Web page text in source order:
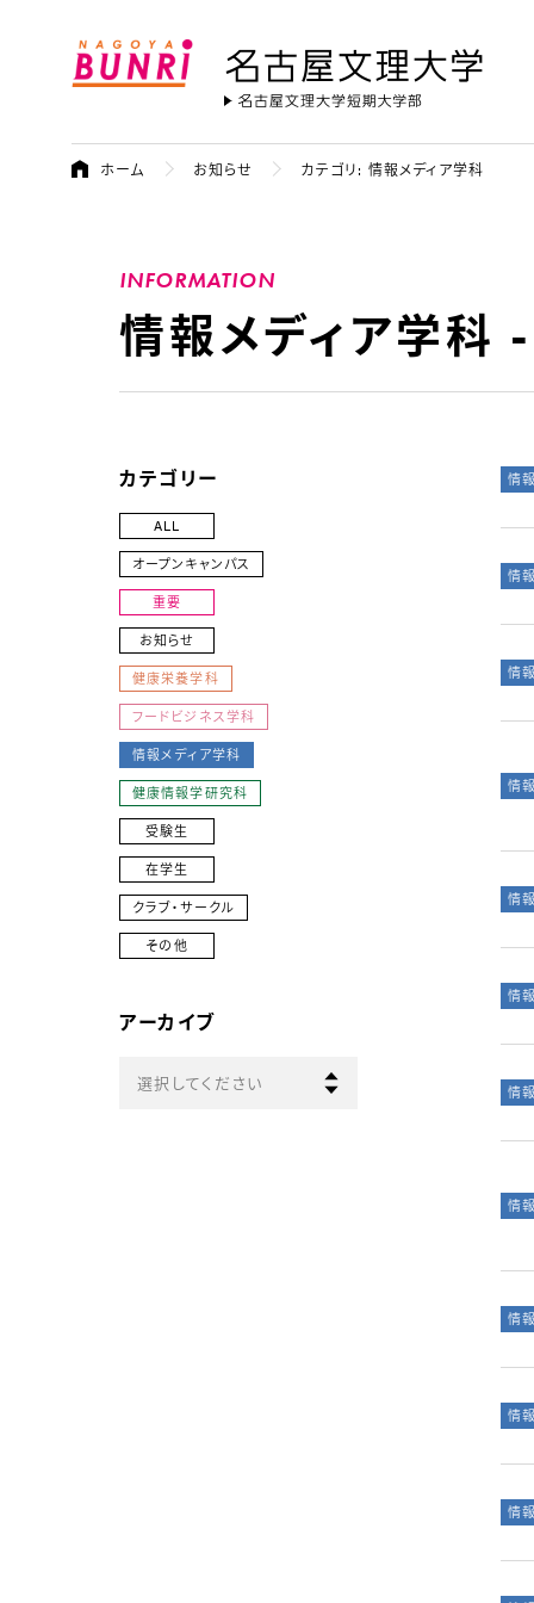
名古屋文理大学
ホーム お知らせ カテゴリ: 情報メディア学科
INFORMATION
情報メディア学科
大学からの
カテゴリー
ALL
オープンキャンパス
重要
お知らせ
健康栄養学科
フードビジネス学科
情報メディア学科
健康情報学研究科
受験生
在学生
クラブ・サークル
その他
アーカイブ
選択してください
情
情
情
情
情
情
情
情
情
情
情